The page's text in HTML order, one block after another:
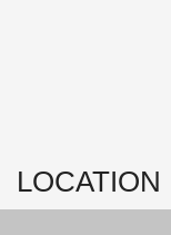
LOCATION